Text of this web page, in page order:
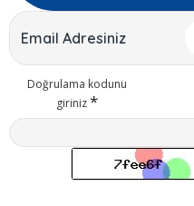
Doğrulama kodunu
giriniz